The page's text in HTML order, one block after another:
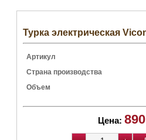
Турка электрическая
Артикул
Страна производства
Объем
Цена: 890